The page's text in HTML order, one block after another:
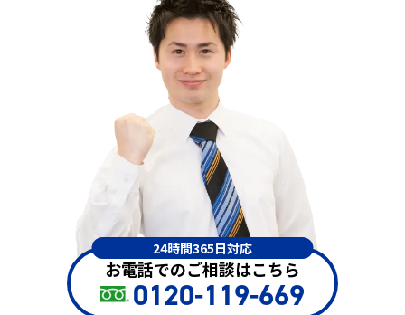
24時間365日対応
お電話でのご相談はこちら
0120-119-669